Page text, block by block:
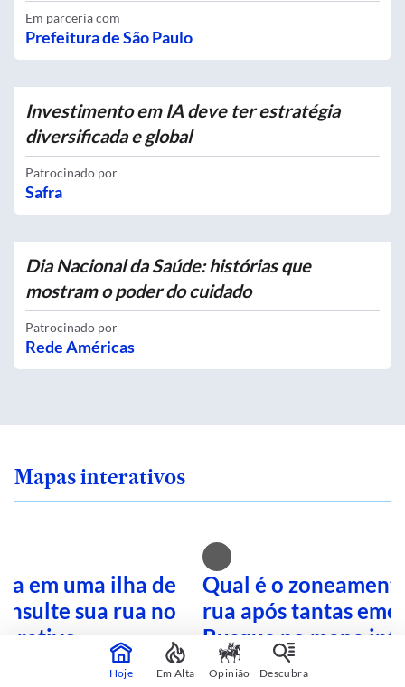
Em parceria com
Prefeitura de São Paulo
Investimento em IA deve ter estratégia
diversificada e global
Patrocinado por
Safra
Dia Nacional da Saúde: histórias que
mostram o poder do cuidado
Patrocinado por
Rede Américas
Mapas interativos
em uma ilha de
sua rua no
Qual é o
rua após tantas
Busque no mapa
Hoje Em Alta Opinião Descubra